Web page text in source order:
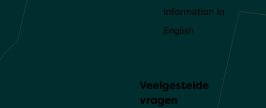
Information in
English
Veelgestelde
vragen